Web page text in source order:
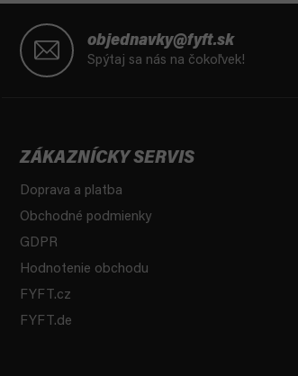
objednavky@fyft.sk
Spýtaj sa nás na čokoľvek!
ZÁKAZNÍCKY SERVIS
Doprava a platba
Obchodné podmienky
GDPR
Hodnotenie obchodu
FYFT.cz
FYFT.de